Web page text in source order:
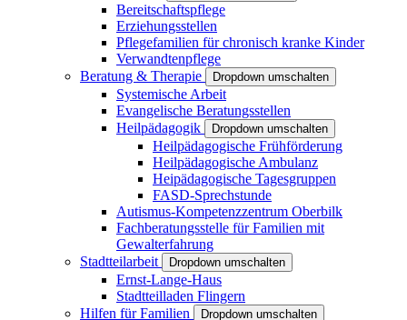
Bereitschaftspflege
Erziehungsstellen
Pflegefamilien für chronisch kranke Kinder
Verwandtenpflege
Beratung & Therapie
Dropdown umschalten
Systemische Arbeit
Evangelische Beratungsstellen
Heilpädagogik
Dropdown umschalten
Heilpädagogische Frühförderung
Heilpädagogische Ambulanz
Heipädagogische Tagesgruppen
FASD-Sprechstunde
Autismus-Kompetenzzentrum Oberbilk
Fachberatungsstelle für Familien mit
Gewalterfahrung
Stadtteilarbeit
Dropdown umschalten
Ernst-Lange-Haus
Stadtteilladen Flingern
Hilfen für Familien
Dropdown umschalten